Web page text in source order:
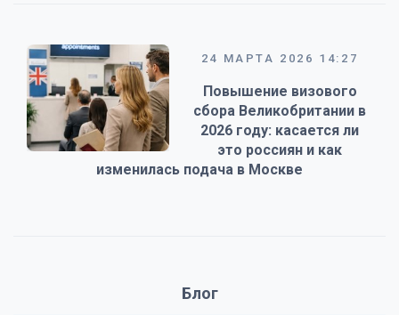
24 МАРТА 2026 14:27
Повышение визового
сбора Великобритании в
2026 году: касается ли
это россиян и как
изменилась подача в Москве
Блог